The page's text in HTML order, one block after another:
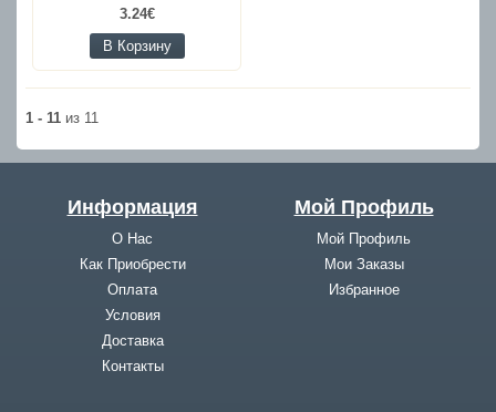
3.24€
В Корзину
1 - 11 из 11
Информация
О Нас
Как Приобрести
Оплата
Условия
Доставка
Контакты
Мой Профиль
Мой Профиль
Мои Заказы
Избранное